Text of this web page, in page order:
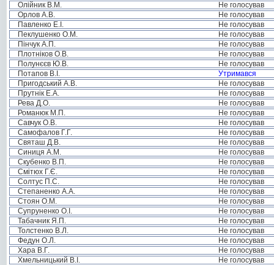
Олійник В.М.
Не голосував
Орлов А.В.
Не голосував
Павленко Е.І.
Не голосував
Пеклушенко О.М.
Не голосував
Пінчук А.П.
Не голосував
Плотніков О.В.
Не голосував
Полунєєв Ю.В.
Не голосував
Потапов В.І.
Утримався
Пригодський А.В.
Не голосував
Прутнік Е.А.
Не голосував
Рева Д.О.
Не голосував
Романюк М.П.
Не голосував
Савчук О.В.
Не голосував
Самофалов Г.Г.
Не голосував
Святаш Д.В.
Не голосував
Синиця А.М.
Не голосував
Скубенко В.П.
Не голосував
Смітюх Г.Є.
Не голосував
Солтус П.С.
Не голосував
Степаненко А.А.
Не голосував
Стоян О.М.
Не голосував
Супруненко О.І.
Не голосував
Табачник Я.П.
Не голосував
Толстенко В.Л.
Не голосував
Федун О.Л.
Не голосував
Хара В.Г.
Не голосував
Хмельницький В.І.
Не голосував